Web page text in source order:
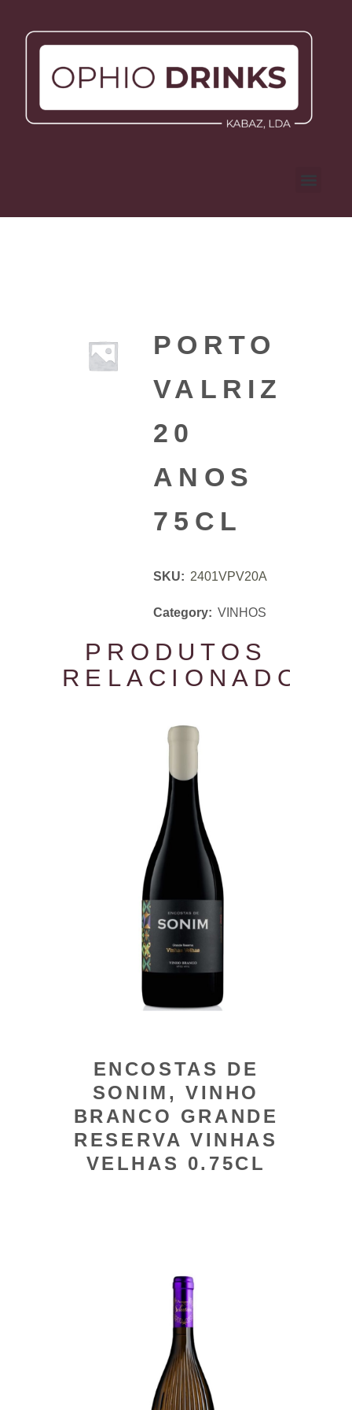
PORTO
VALRIZ
20
ANOS
75CL
SKU: 2401VPV20A
Category: VINHOS
PRODUTOS
RELACIONADOS
ENCOSTAS DE
SONIM, VINHO
BRANCO GRANDE
RESERVA VINHAS
VELHAS 0.75CL